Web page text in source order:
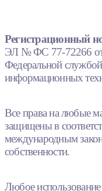
Регистрационный
ЭЛ № ФС 77-72266 от
Федеральной
информационных
Все права на любые
защищены в
международным
собственности.
Любое